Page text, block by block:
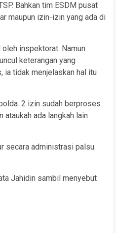
Bahkan tim ESDM pusat
maupun izin-izin yang ada di
inspektorat. Namun
keterangan yang
ia tidak menjelaskan hal itu
2 izin sudah berproses
ada langkah lain
secara administrasi palsu.
Jahidin sambil menyebut